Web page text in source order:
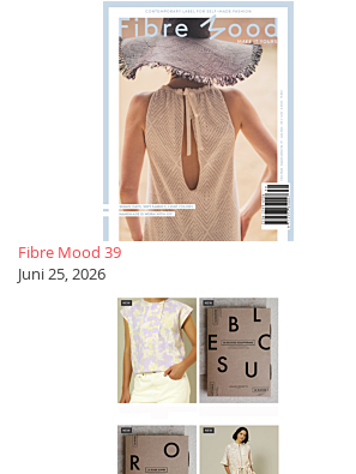
Fibre Mood 39
Juni 25, 2026